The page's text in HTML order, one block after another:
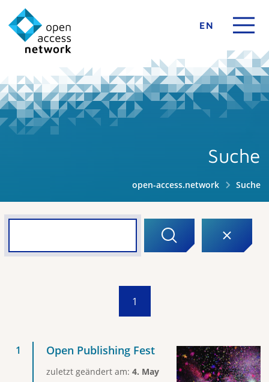
EN
Suche
open-access.network Suche
1
Open Publishing Fest
zuletzt geändert am: 4. May